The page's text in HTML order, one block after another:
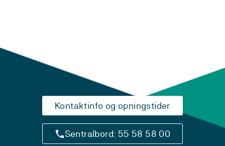
Kontaktinfo og opningstider
Sentralbord: 55 58 58 00